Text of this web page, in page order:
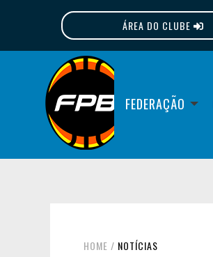
ÁREA DO CLUBE
FEDERAÇÃO
HOME / NOTÍCIAS